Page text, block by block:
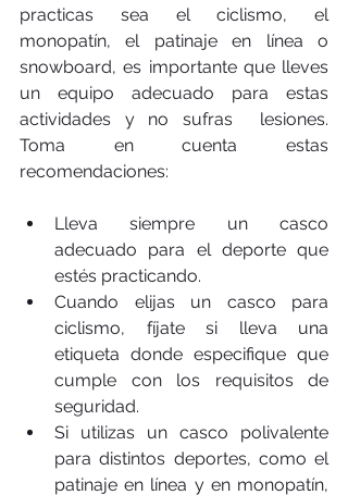
practicas sea el ciclismo, el
monopatín, el patinaje en línea o
snowboard, es importante que lleves
un equipo adecuado para estas
actividades y no sufras  lesiones.
Toma en cuenta estas
recomendaciones:
Lleva siempre un casco
adecuado para el deporte que
estés practicando.
Cuando elijas un casco para
ciclismo, fíjate si lleva una
etiqueta donde especifique que
cumple con los requisitos de
seguridad.
Si utilizas un casco polivalente
para distintos deportes, como el
patinaje en línea y en monopatín,